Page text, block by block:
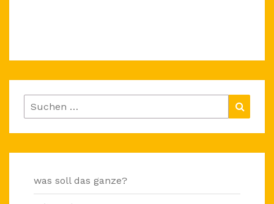
Suchen
nach:
was soll das ganze?